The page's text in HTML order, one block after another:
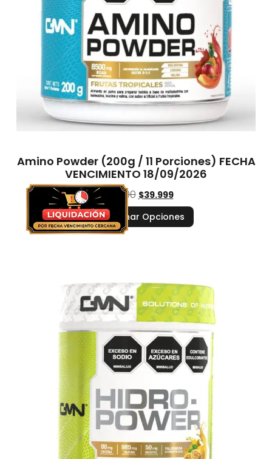
Amino Powder (200g / 11 Porciones) FECHA
VENCIMIENTO 18/09/2026
$ 52.900 $39.999
Seleccionar Opciones